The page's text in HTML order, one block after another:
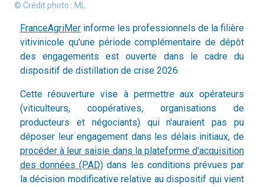
© Crédit photo : ML
FranceAgriMer informe les professionnels de la filière
vitivinicole qu'une période complémentaire de dépôt
des engagements est ouverte dans le cadre du
dispositif de distillation de crise 2026.
Cette réouverture vise à permettre aux opérateurs
(viticulteurs, coopératives, organisations de
producteurs et négociants) qui n'auraient pas pu
déposer leur engagement dans les délais initiaux, de
procéder à leur saisie dans la plateforme d'acquisition
des données (PAD) dans les conditions prévues par
la décision modificative relative au dispositif qui vient